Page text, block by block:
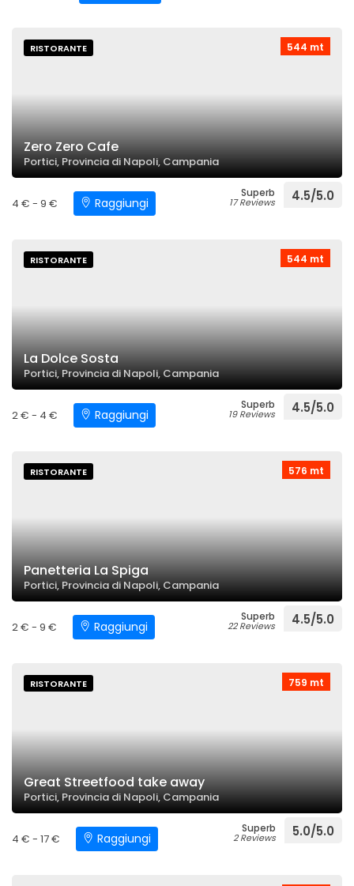
544 mt
RISTORANTE
Zero Zero Cafe
Portici, Provincia di Napoli, Campania
4 € - 9 € Raggiungi
Superb
17 Reviews 4.5/5.0
544 mt
RISTORANTE
La Dolce Sosta
Portici, Provincia di Napoli, Campania
2 € - 4 € Raggiungi
Superb
19 Reviews 4.5/5.0
576 mt
RISTORANTE
Panetteria La Spiga
Portici, Provincia di Napoli, Campania
2 € - 9 € Raggiungi
Superb
22 Reviews 4.5/5.0
759 mt
RISTORANTE
Great Streetfood take away
Portici, Provincia di Napoli, Campania
4 € - 17 € Raggiungi
Superb
2 Reviews 5.0/5.0